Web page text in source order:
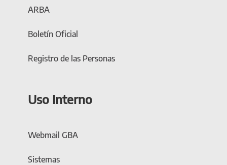
ARBA
Boletín Oficial
Registro de las Personas
Uso Interno
Webmail GBA
Sistemas